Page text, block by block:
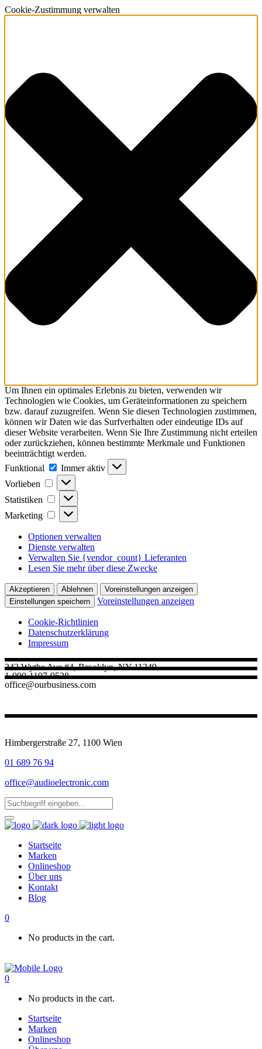
Cookie-Zustimmung verwalten
Um Ihnen ein optimales Erlebnis zu bieten, verwenden wir
Technologien wie Cookies, um Geräteinformationen zu speichern
bzw. darauf zuzugreifen. Wenn Sie diesen Technologien zustimmen,
können wir Daten wie das Surfverhalten oder eindeutige IDs auf
dieser Website verarbeiten. Wenn Sie Ihre Zustimmung nicht erteilen
oder zurückziehen, können bestimmte Merkmale und Funktionen
beeinträchtigt werden.
Funktional
Funktional
Immer aktiv
Vorlieben
Vorlieben
Statistiken Statistiken
Marketing Marketing
Optionen verwalten
Dienste verwalten
Verwalten Sie {vendor_count} Lieferanten
Lesen Sie mehr über diese Zwecke
Akzeptieren Ablehnen
Voreinstellungen anzeigen
Einstellungen speichern
Voreinstellungen anzeigen
Cookie-Richtlinien
Datenschutz­erklärung
Impressum
242 Wythe Ave #4, Brooklyn, NY 11249
1-090-1197-9528
office@ourbusiness.com
Himbergerstraße 27, 1100 Wien
01 689 76 94
office@audioelectronic.com
Startseite
Marken
Onlineshop
Über uns
Kontakt
Blog
0
No products in the cart.
0
No products in the cart.
Startseite
Marken
Onlineshop